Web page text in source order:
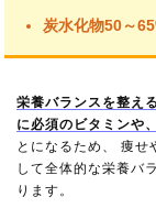
炭水化物50～
栄養バランスを整え
に必須のビタミンや
とになるため、 痩せ
して全体的な栄養バ
ります。